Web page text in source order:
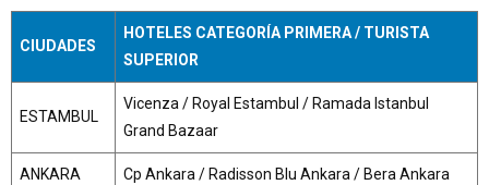
CIUDADES
HOTELES CATEGORÍA PRIMERA / TURISTA
SUPERIOR
ESTAMBUL
Vicenza / Royal Estambul / Ramada Istanbul
Grand Bazaar
ANKARA Cp Ankara / Radisson Blu Ankara / Bera Ankara